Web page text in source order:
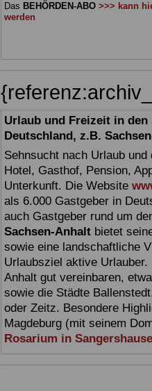
Das BEHÖRDEN-ABO >>> kann
werden
Urlaub und Freizeit in
Deutschland, z.B.
Sehnsucht nach Urlaub
Hotel, Gasthof, Pension,
Unterkunft. Die Website
als 6.000 Gastgeber in
auch Gastgeber rund um
Sachsen-Anhalt bietet
sowie eine landschaftliche
Urlaubsziel aktive
Anhalt gut vereinbaren,
sowie die Städte
oder Zeitz. Besondere
Magdeburg (mit seinem
Rosarium in